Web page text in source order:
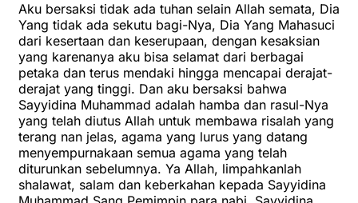
Aku bersaksi tidak ada tuhan selain Allah semata, Dia
Yang tidak ada sekutu bagi-Nya, Dia Yang Mahasuci
dari kesertaan dan keserupaan, dengan kesaksian
yang karenanya aku bisa selamat dari berbagai
petaka dan terus mendaki hingga mencapai derajat-
derajat yang tinggi. Dan aku bersaksi bahwa
Sayyidina Muhammad adalah hamba dan rasul-Nya
yang telah diutus Allah untuk membawa risalah yang
terang nan jelas, agama yang lurus yang datang
menyempurnakaan semua agama yang telah
diturunkan sebelumnya. Ya Allah, limpahkanlah
shalawat, salam dan keberkahan kepada Sayyidina